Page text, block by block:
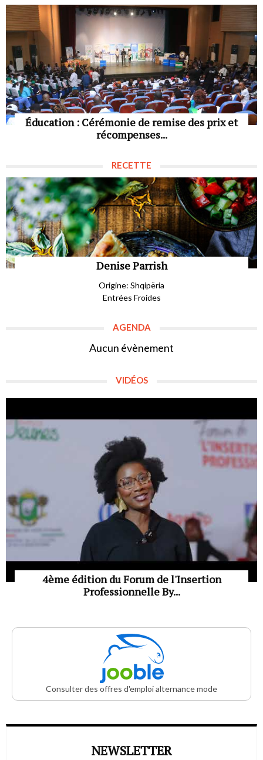
Éducation : Cérémonie de remise des prix et
récompenses...
RECETTE
Denise Parrish
Origine: Shqipëria
Entrées Froides
AGENDA
Aucun évènement
VIDÉOS
4ème édition du Forum de l'Insertion
Professionnelle By...
Consulter des offres d'emploi alternance mode
NEWSLETTER